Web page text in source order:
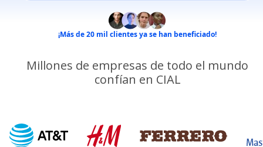
¡Más de 20 mil clientes ya se han beneficiado!
Millones de empresas de todo el mundo
confían en CIAL